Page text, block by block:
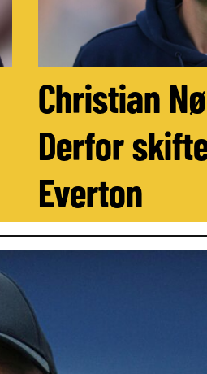
Christian
Derfor
Everton